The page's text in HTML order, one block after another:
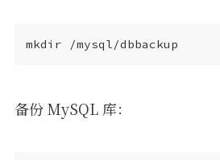
备份 MySQL 库：